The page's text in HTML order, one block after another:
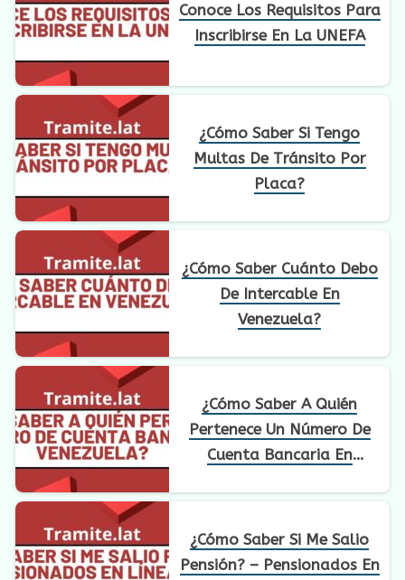
Conoce Los Requisitos Para
Inscribirse En La UNEFA
¿Cómo Saber Si Tengo
Multas De Tránsito Por
Placa?
¿Cómo Saber Cuánto Debo
De Intercable En
Venezuela?
¿Cómo Saber A Quién
Pertenece Un Número De
Cuenta Bancaria En
¿Cómo Saber Si Me Salio
Pensión? – Pensionados En